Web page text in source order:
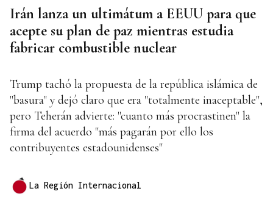
Irán lanza un ultimátum a EEUU para que
acepte su plan de paz mientras estudia
fabricar combustible nuclear
Trump tachó la propuesta de la república islámica de
"basura" y dejó claro que era "totalmente inaceptable",
pero Teherán advierte: "cuanto más procrastinen" la
firma del acuerdo "más pagarán por ello los
contribuyentes estadounidenses"
La Región Internacional